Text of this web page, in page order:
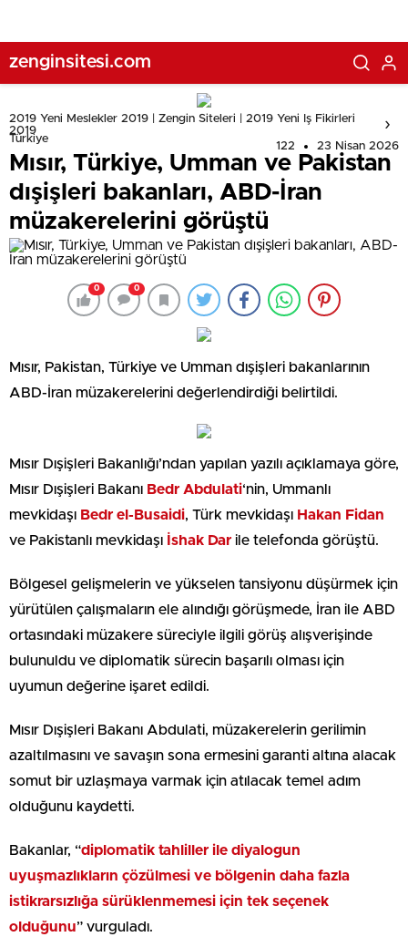
zenginsitesi.com
2019 Yeni Meslekler 2019 | Zengin Siteleri | 2019 Yeni Iş Fikirleri
2019
Türkiye
122 23 Nisan 2026
Mısır, Türkiye, Umman ve Pakistan
dışişleri bakanları, ABD-İran
müzakerelerini görüştü
0 0
Mısır, Pakistan, Türkiye ve Umman dışişleri bakanlarının
ABD-İran müzakerelerini değerlendirdiği belirtildi.
Mısır Dışişleri Bakanlığı’ndan yapılan yazılı açıklamaya göre,
Mısır Dışişleri Bakanı Bedr Abdulati‘nin, Ummanlı
mevkidaşı Bedr el-Busaidi, Türk mevkidaşı Hakan Fidan
ve Pakistanlı mevkidaşı İshak Dar ile telefonda görüştü.
Bölgesel gelişmelerin ve yükselen tansiyonu düşürmek için
yürütülen çalışmaların ele alındığı görüşmede, İran ile ABD
ortasındaki müzakere süreciyle ilgili görüş alışverişinde
bulunuldu ve diplomatik sürecin başarılı olması için
uyumun değerine işaret edildi.
Mısır Dışişleri Bakanı Abdulati, müzakerelerin gerilimin
azaltılmasını ve savaşın sona ermesini garanti altına alacak
somut bir uzlaşmaya varmak için atılacak temel adım
olduğunu kaydetti.
Bakanlar, “diplomatik tahliller ile diyalogun
uyuşmazlıkların çözülmesi ve bölgenin daha fazla
istikrarsızlığa sürüklenmemesi için tek seçenek
olduğunu” vurguladı.